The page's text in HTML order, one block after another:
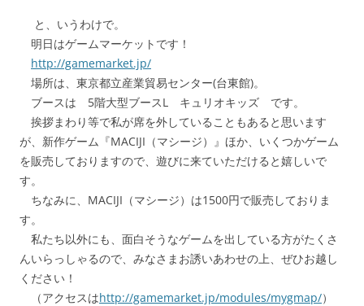
と、いうわけで。
明日はゲームマーケットです！
http://gamemarket.jp/
場所は、東京都立産業貿易センター(台東館)。
ブースは 5階大型ブースL キュリオキッズ です。
挨拶まわり等で私が席を外していることもあると思います
が、新作ゲーム『MACIJI（マシージ）』ほか、いくつかゲーム
を販売しておりますので、遊びに来ていただけると嬉しいで
す。
ちなみに、MACIJI（マシージ）は1500円で販売しておりま
す。
私たち以外にも、面白そうなゲームを出している方がたくさ
んいらっしゃるので、みなさまお誘いあわせの上、ぜひお越し
ください！
（アクセスはhttp://gamemarket.jp/modules/mygmap/）